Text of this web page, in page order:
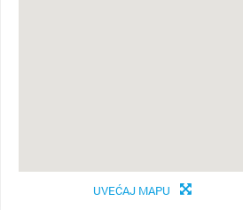
UVEĆAJ MAPU